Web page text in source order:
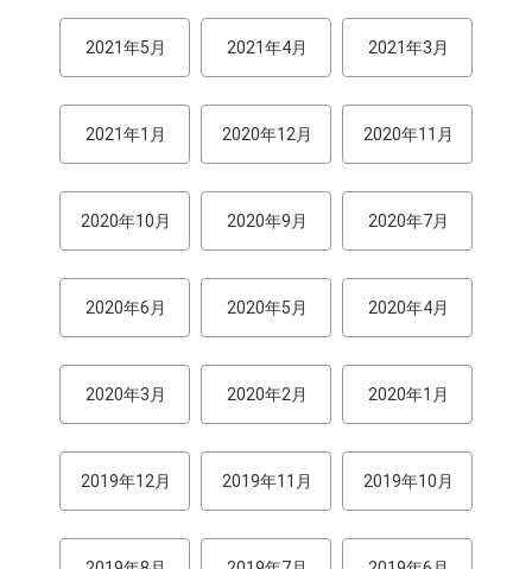
2021年5月 2021年4月 2021年3月
2021年1月 2020年12月 2020年11月
2020年10月 2020年9月 2020年7月
2020年6月 2020年5月 2020年4月
2020年3月 2020年2月 2020年1月
2019年12月 2019年11月 2019年10月